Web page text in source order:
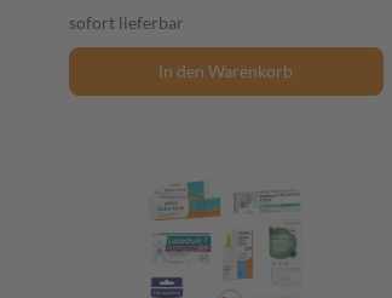
sofort lieferbar
In den Warenkorb